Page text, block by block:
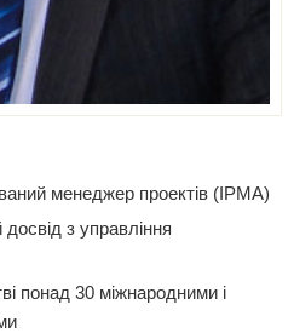
менеджер проектів (IPMA)
з управління
понад 30 міжнародними і